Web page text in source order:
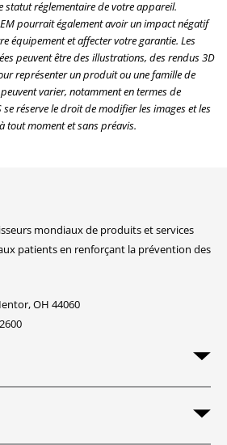
statut réglementaire de votre appareil.
pourrait également avoir un impact négatif
équipement et affecter votre garantie. Les
peuvent être des illustrations, des rendus 3D
représenter un produit ou une famille de
varier, notamment en termes de
se réserve le droit de modifier les images et les
tout moment et sans préavis.
mondiaux de produits et services
patients en renforçant la prévention des
OH 44060